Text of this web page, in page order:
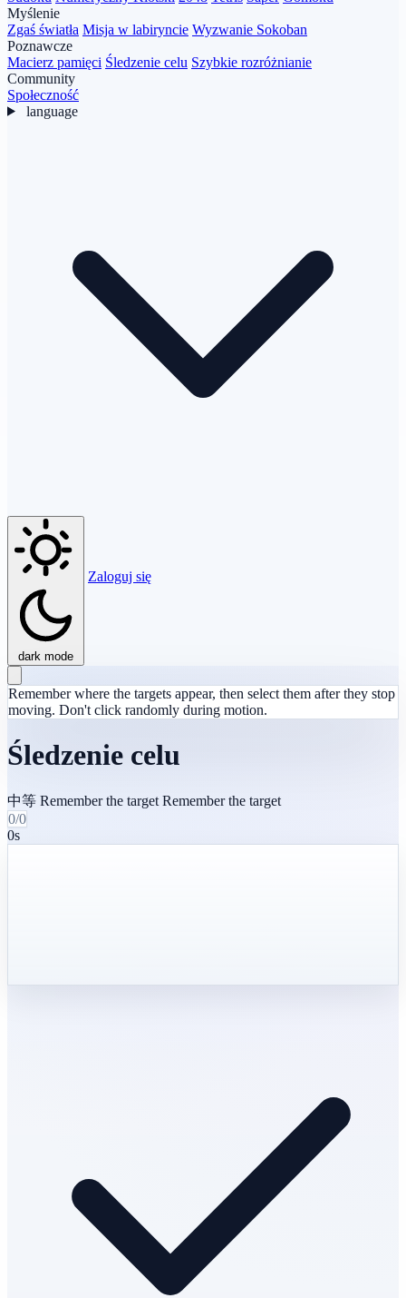
Myślenie
Zgaś światła Misja w labiryncie Wyzwanie Sokoban
Poznawcze
Macierz pamięci Śledzenie celu Szybkie rozróżnianie
Community
Społeczność
language
dark mode
Zaloguj się
Remember where the targets appear, then select them after they stop
moving. Don't click randomly during motion.
Śledzenie celu
中等 Remember the target Remember the target
0/0
0s